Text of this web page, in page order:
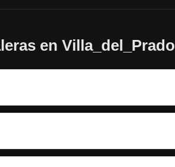
en Villa_del_Prado